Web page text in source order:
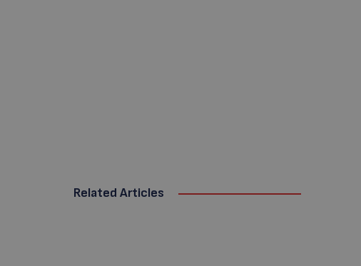
Related Articles